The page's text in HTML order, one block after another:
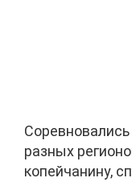
разных
копейчанину,